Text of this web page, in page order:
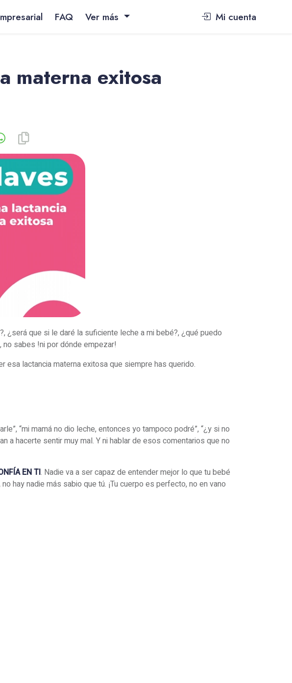
FAQ Ver más Mi cuenta
materna exitosa
¿será que si le daré la suficiente leche a mi bebé?, ¿qué puedo
no sabes !ni por dónde empezar!
lactancia materna exitosa que siempre has querido.
“mi mamá no dio leche, entonces yo tampoco podré”, “¿y si no
a hacerte sentir muy mal. Y ni hablar de esos comentarios que no
EN TI. Nadie va a ser capaz de entender mejor lo que tu bebé
hay nadie más sabio que tú. ¡Tu cuerpo es perfecto, no en vano